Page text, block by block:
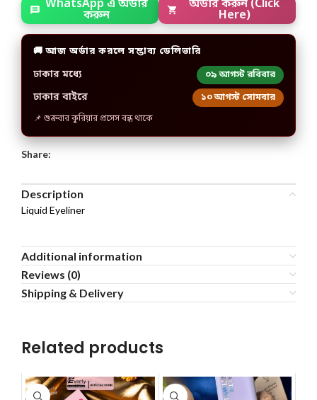
WhatsApp এ অর্ডার
করুন
অর্ডার করুন (Click
Here)
🚚 আজ অর্ডার করলে সম্ভাব্য ডেলিভারি
ঢাকার মধ্যে ০৯ আগস্ট রবিবার
ঢাকার বাইরে ১০ আগস্ট সোমবার
📌 শুক্রবার কুরিয়ার প্রসেস বন্ধ থাকে
Share:
Description
Liquid Eyeliner
Additional information
Reviews (0)
Shipping & Delivery
Related products